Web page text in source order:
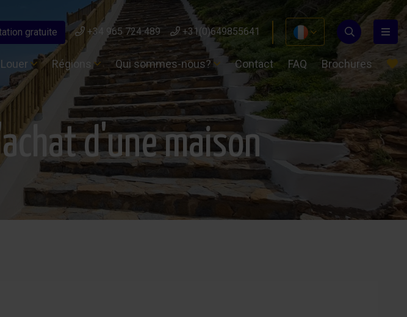
gratuite +34 965 724 489 +31(0)649855641
Louer Régions Qui sommes-nous? Contact FAQ Brochures
d'une maison